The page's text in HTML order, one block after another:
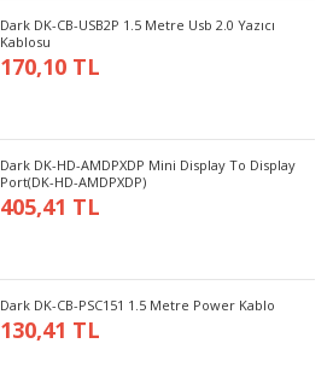
Dark DK-CB-USB2P 1.5 Metre Usb 2.0 Yazıcı
Kablosu
170,10 TL
Dark DK-HD-AMDPXDP Mini Display To Display
Port(DK-HD-AMDPXDP)
405,41 TL
Dark DK-CB-PSC151 1.5 Metre Power Kablo
130,41 TL